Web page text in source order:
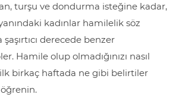
turşu ve dondurma isteğine kadar,
kadınlar hamilelik söz
derecede benzer
Hamile olup olmadığınızı nasıl
birkaç haftada ne gibi belirtiler